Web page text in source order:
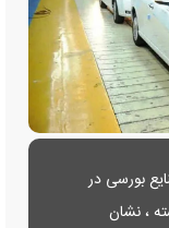
بورسی در
، نشان